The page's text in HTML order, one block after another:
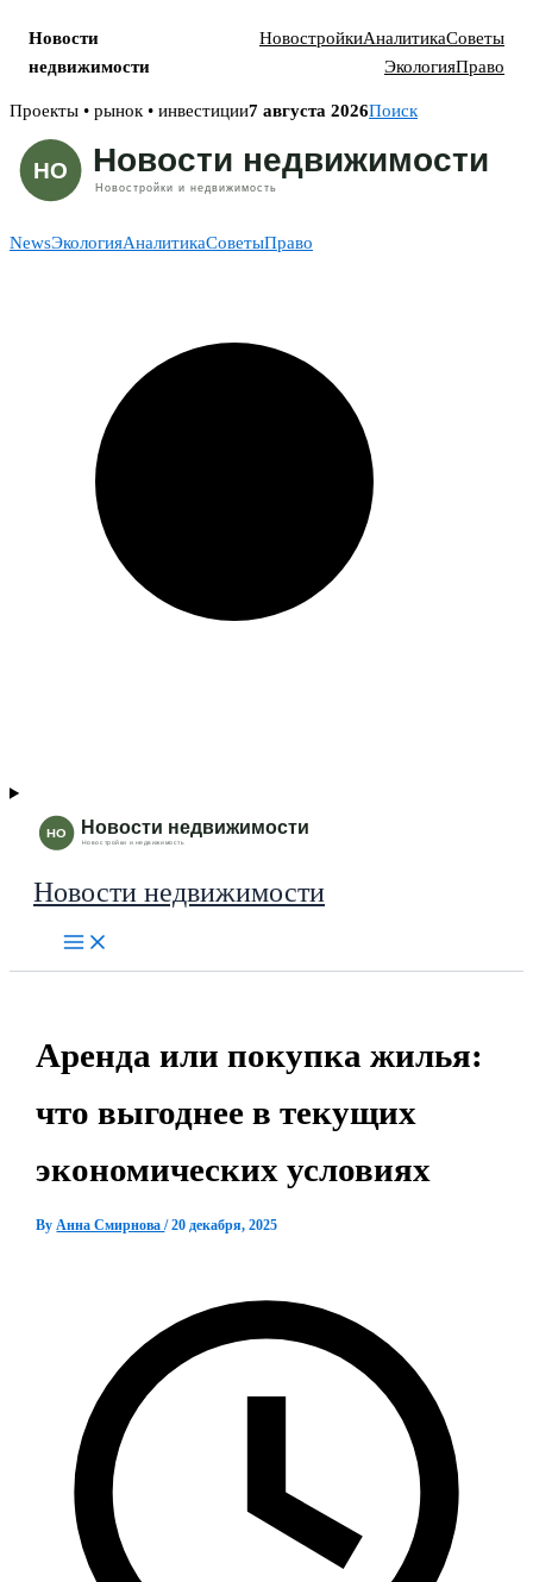
Новости
недвижимости
НовостройкиАналитикаСоветы
ЭкологияПраво
Skip
content
Проекты • рынок • инвестиции7 августа 2026Поиск
NewsЭкологияАналитикаСоветыПраво
Новости недвижимости
Аренда или покупка жилья:
что выгоднее в текущих
экономических условиях
ByАнна Смирнова/20 декабря, 2025